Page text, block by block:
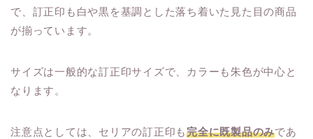
で、訂正印も白や黒を基調とした落ち着いた見た目の商品
が揃っています。
サイズは一般的な訂正印サイズで、カラーも朱色が中心と
なります。
注意点としては、セリアの訂正印も完全に既製品のみであ